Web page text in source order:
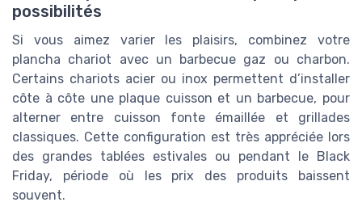
possibilités
Si vous aimez varier les plaisirs, combinez votre
plancha chariot avec un barbecue gaz ou charbon.
Certains chariots acier ou inox permettent d’installer
côte à côte une plaque cuisson et un barbecue, pour
alterner entre cuisson fonte émaillée et grillades
classiques. Cette configuration est très appréciée lors
des grandes tablées estivales ou pendant le Black
Friday, période où les prix des produits baissent
souvent.